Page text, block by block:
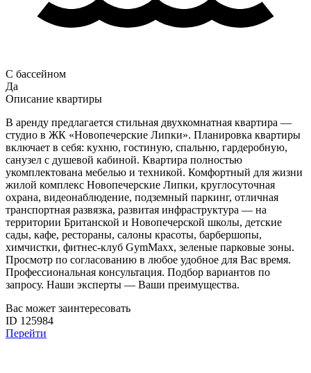
С бассейном
Да
Описание квартиры
В аренду предлагается стильная двухкомнатная квартира —
студио в ЖК «Новопечерские Липки». Планировка квартиры
включает в себя: кухню, гостиную, спальню, гардеробную,
санузел с душевой кабиной. Квартира полностью
укомплектована мебелью и техникой. Комфортный для жизни
жилой комплекс Новопечерские Липки, круглосуточная
охрана, видеонаблюдение, подземный паркинг, отличная
транспортная развязка, развитая инфраструктура — на
территории Британской и Новопечерской школы, детские
сады, кафе, рестораны, салоны красоты, барбершопы,
химчистки, фитнес-клуб GymMaxx, зеленые парковые зоны.
Просмотр по согласованию в любое удобное для Вас время.
Профессиональная консультация. Подбор вариантов по
запросу. Наши эксперты — Ваши преимущества.
Вас может заинтересовать
ID 125984
Перейти